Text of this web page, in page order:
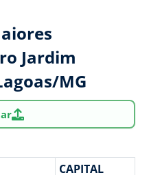
Jardim
MG
CAPITAL